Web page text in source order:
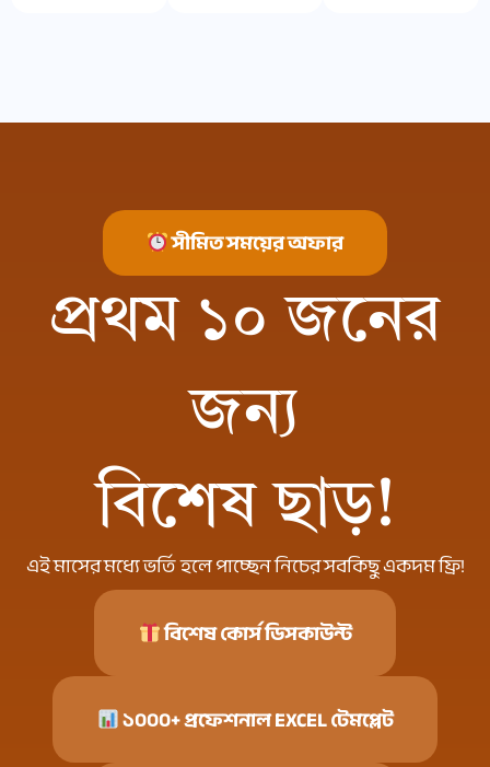
সীমিত সময়ের অফার
প্রথম ১০ জনের
জন্য
বিশেষ ছাড়!
এই মাসের মধ্যে ভর্তি হলে পাচ্ছেন নিচের সবকিছু একদম ফ্রি!
বিশেষ কোর্স ডিসকাউন্ট
১০০০+ প্রফেশনাল EXCEL টেমপ্লেট